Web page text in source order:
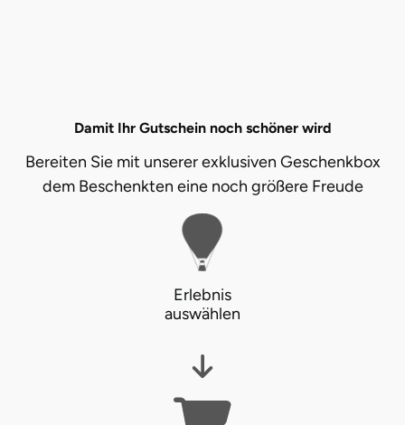
Damit Ihr Gutschein noch schöner wird
Bereiten Sie mit unserer exklusiven Geschenkbox
dem Beschenkten eine noch größere Freude
Erlebnis
auswählen